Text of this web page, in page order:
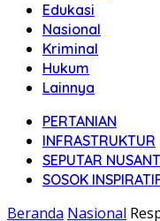
Edukasi
Nasional
Kriminal
Hukum
Lainnya
PERTANIAN
INFRASTRUKTUR
SEPUTAR
SOSOK
Beranda Nasional